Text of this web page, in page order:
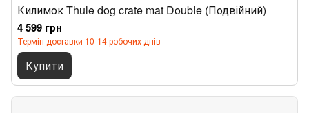
Килимок Thule dog crate mat Double (Подвійний)
4 599 грн
Термін доставки 10-14 робочих днів
Купити